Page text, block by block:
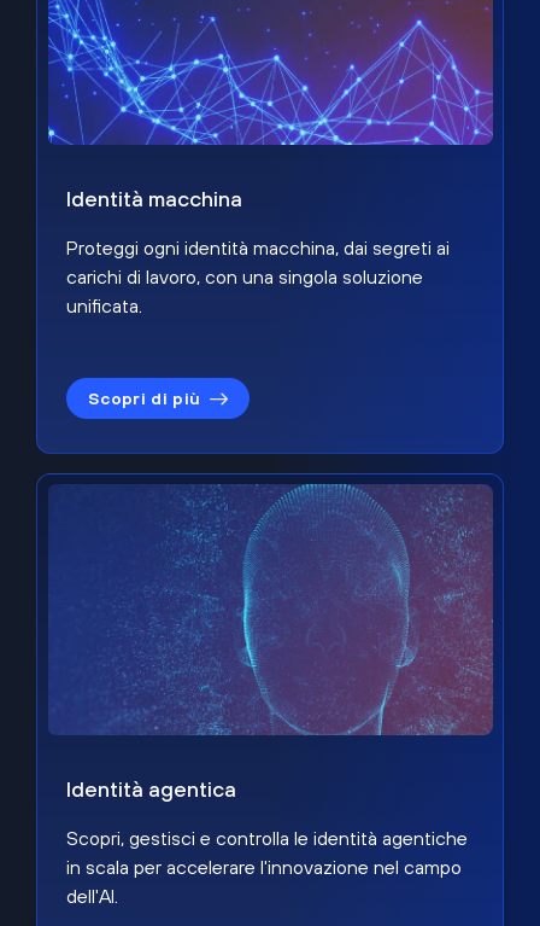
Identità macchina
Proteggi ogni identità macchina, dai segreti ai
carichi di lavoro, con una singola soluzione
unificata.
Scopri di più
Identità agentica
Scopri, gestisci e controlla le identità agentiche
in scala per accelerare l'innovazione nel campo
dell'AI.